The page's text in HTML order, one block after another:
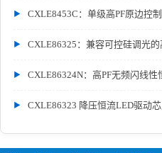
CXLE8453C：单级高PF原边控
CXLE86325：兼容可控硅调光的
CXLE86324N：高PF无频闪线性
CXLE86323 降压恒流LED驱动